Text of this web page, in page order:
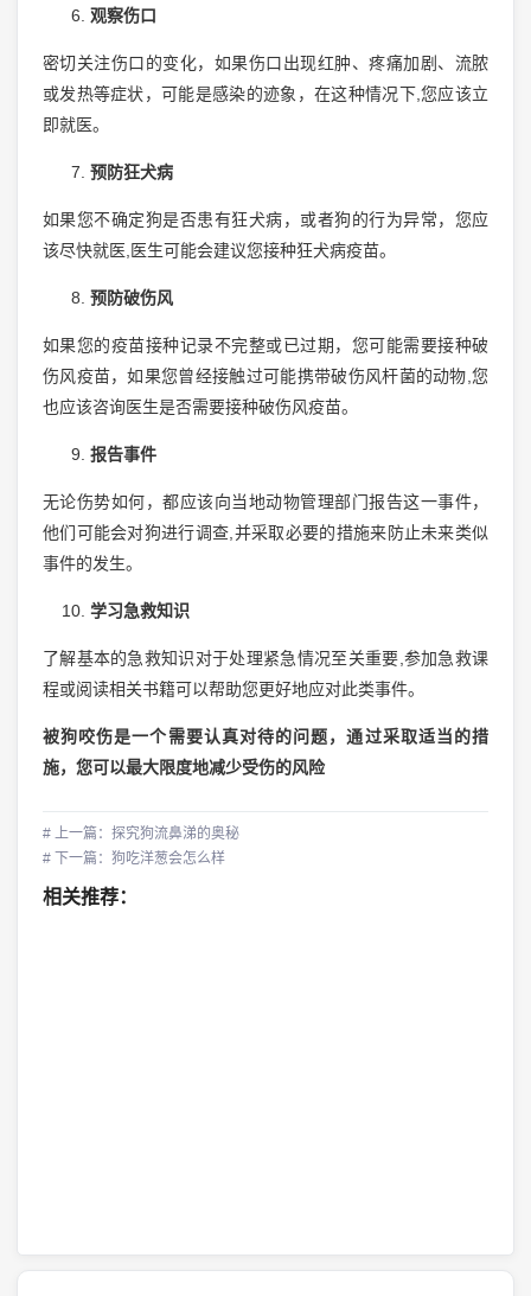
观察伤口
密切关注伤口的变化，如果伤口出现红肿、疼痛加剧、流脓
或发热等症状，可能是感染的迹象，在这种情况下,您应该立
即就医。
预防狂犬病
如果您不确定狗是否患有狂犬病，或者狗的行为异常，您应
该尽快就医,医生可能会建议您接种狂犬病疫苗。
预防破伤风
如果您的疫苗接种记录不完整或已过期，您可能需要接种破
伤风疫苗，如果您曾经接触过可能携带破伤风杆菌的动物,您
也应该咨询医生是否需要接种破伤风疫苗。
报告事件
无论伤势如何，都应该向当地动物管理部门报告这一事件，
他们可能会对狗进行调查,并采取必要的措施来防止未来类似
事件的发生。
学习急救知识
了解基本的急救知识对于处理紧急情况至关重要,参加急救课
程或阅读相关书籍可以帮助您更好地应对此类事件。
被狗咬伤是一个需要认真对待的问题，通过采取适当的措
施，您可以最大限度地减少受伤的风险
# 上一篇：探究狗流鼻涕的奥秘
# 下一篇：狗吃洋葱会怎么样
相关推荐：